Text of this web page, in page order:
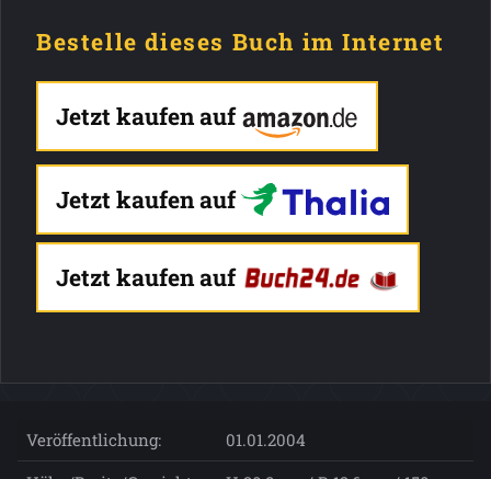
Bestelle dieses Buch im Internet
Jetzt kaufen auf
Jetzt kaufen auf
Jetzt kaufen auf
Veröffentlichung:
01.01.2004